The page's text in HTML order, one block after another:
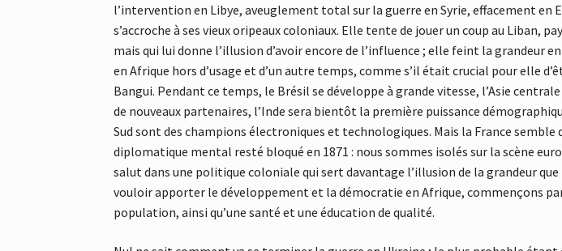
l’intervention en Libye, aveuglement total sur la guerre en Syrie, effacement en
s’accroche à ses vieux oripeaux coloniaux. Elle tente de jouer un coup au Liban,
mais qui lui donne l’illusion d’avoir encore de l’influence ; elle feint la grandeur
en Afrique hors d’usage et d’un autre temps, comme s’il était crucial pour elle
Bangui. Pendant ce temps, le Brésil se développe à grande vitesse, l’Asie
de nouveaux partenaires, l’Inde sera bientôt la première puissance
Sud sont des champions électroniques et technologiques. Mais la France semble
diplomatique mental resté bloqué en 1871 : nous sommes isolés sur la scène
salut dans une politique coloniale qui sert davantage l’illusion de la grandeur
vouloir apporter le développement et la démocratie en Afrique, commençons
population, ainsi qu’une santé et une éducation de qualité.